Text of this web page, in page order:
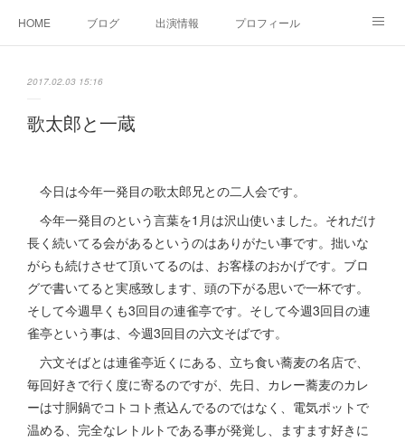
HOME ブログ 出演情報 プロフィール
2017.02.03 15:16
歌太郎と一蔵
今日は今年一発目の歌太郎兄との二人会です。
今年一発目のという言葉を1月は沢山使いました。それだけ
長く続いてる会があるというのはありがたい事です。拙いな
がらも続けさせて頂いてるのは、お客様のおかげです。ブロ
グで書いてると実感致します、頭の下がる思いで一杯です。
そして今週早くも3回目の連雀亭です。そして今週3回目の連
雀亭という事は、今週3回目の六文そばです。
六文そばとは連雀亭近くにある、立ち食い蕎麦の名店で、
毎回好きで行く度に寄るのですが、先日、カレー蕎麦のカレ
ーは寸胴鍋でコトコト煮込んでるのではなく、電気ポットで
温める、完全なレトルトである事が発覚し、ますます好きに